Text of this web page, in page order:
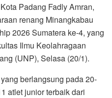
Padang Fadly Amran,
renang Minangkabau
2026 Sumatera ke-4, yang
Ilmu Keolahragaan
(UNP), Selasa (20/1).
berlangsung pada 20-
atlet junior terbaik dari